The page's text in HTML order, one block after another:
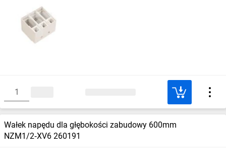
Wałek napędu dla głębokości zabudowy 600mm
NZM1/2‑XV6 260191